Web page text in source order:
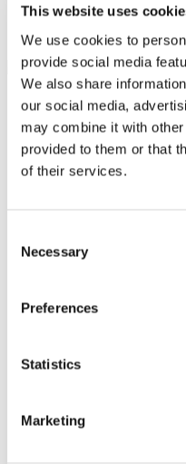
This website uses
We use cookies to
provide social media
We also share
our social media,
may combine it with
provided to them or that
of their services.
Selection
Necessary
Preferences
Statistics
Marketing